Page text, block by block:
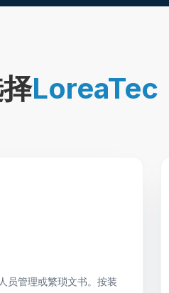
LoreaTec
员管理或繁琐文书。按装